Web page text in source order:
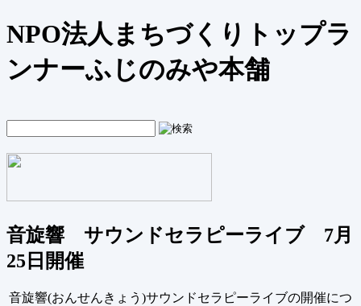
NPO法人まちづくりトップラ
ンナーふじのみや本舗
音旋響 サウンドセラピーライブ 7月
25日開催
音旋響(おんせんきょう)サウンドセラピーライブの開催につ